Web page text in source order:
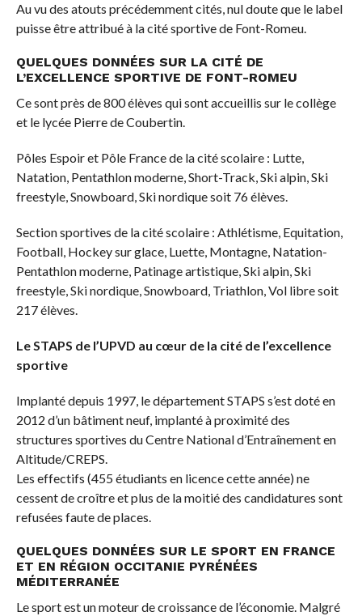
Au vu des atouts précédemment cités, nul doute que le label
puisse être attribué à la cité sportive de Font-Romeu.
QUELQUES DONNÉES SUR LA CITÉ DE
L’EXCELLENCE SPORTIVE DE FONT-ROMEU
Ce sont près de 800 élèves qui sont accueillis sur le collège
et le lycée Pierre de Coubertin.
Pôles Espoir et Pôle France de la cité scolaire : Lutte,
Natation, Pentathlon moderne, Short-Track, Ski alpin, Ski
freestyle, Snowboard, Ski nordique soit 76 élèves.
Section sportives de la cité scolaire : Athlétisme, Equitation,
Football, Hockey sur glace, Luette, Montagne, Natation-
Pentathlon moderne, Patinage artistique, Ski alpin, Ski
freestyle, Ski nordique, Snowboard, Triathlon, Vol libre soit
217 élèves.
Le STAPS de l’UPVD au cœur de la cité de l’excellence
sportive
Implanté depuis 1997, le département STAPS s’est doté en
2012 d’un bâtiment neuf, implanté à proximité des
structures sportives du Centre National d’Entraînement en
Altitude/CREPS.
Les effectifs (455 étudiants en licence cette année) ne
cessent de croître et plus de la moitié des candidatures sont
refusées faute de places.
QUELQUES DONNÉES SUR LE SPORT EN FRANCE
ET EN RÉGION OCCITANIE PYRÉNÉES
MÉDITERRANÉE
Le sport est un moteur de croissance de l’économie. Malgré